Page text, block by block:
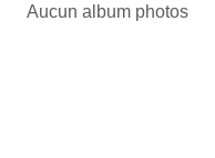
Aucun album photos